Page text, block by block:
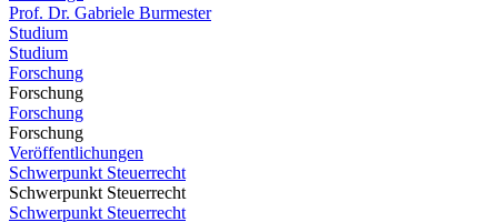
Prof. Dr. Gabriele Burmester
Studium
Studium
Forschung
Forschung
Forschung
Forschung
Veröffentlichungen
Schwerpunkt Steuerrecht
Schwerpunkt Steuerrecht
Schwerpunkt Steuerrecht